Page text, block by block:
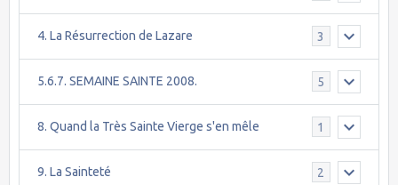
4. La Résurrection de Lazare 3
5.6.7. SEMAINE SAINTE 2008. 5
8. Quand la Très Sainte Vierge s'en mêle 1
9. La Sainteté 2